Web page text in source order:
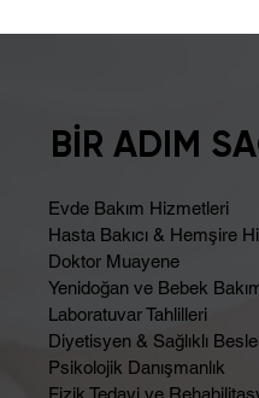
BİR ADIM
Evde Bakım Hizmetleri
Hasta Bakıcı & Hemşire
Doktor Muayene
Yenidoğan ve Bebek
Laboratuvar Tahlilleri
Diyetisyen & Sağlıklı
Psikolojik Danışmanlık